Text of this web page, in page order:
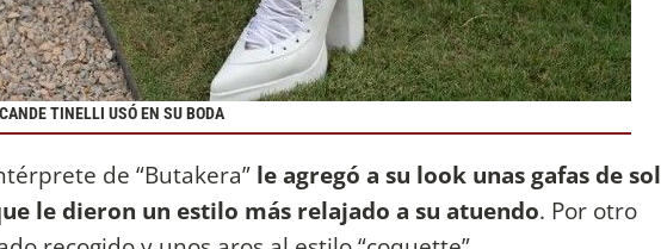
TINELLI USÓ EN SU BODA
de “Butakera” le agregó a su look unas gafas de sol
le dieron un estilo más relajado a su atuendo. Por otro